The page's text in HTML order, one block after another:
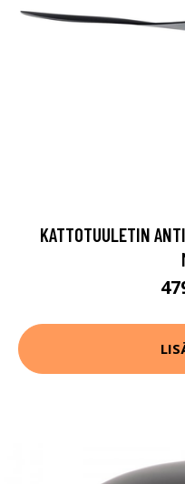
KATTOTUULETIN